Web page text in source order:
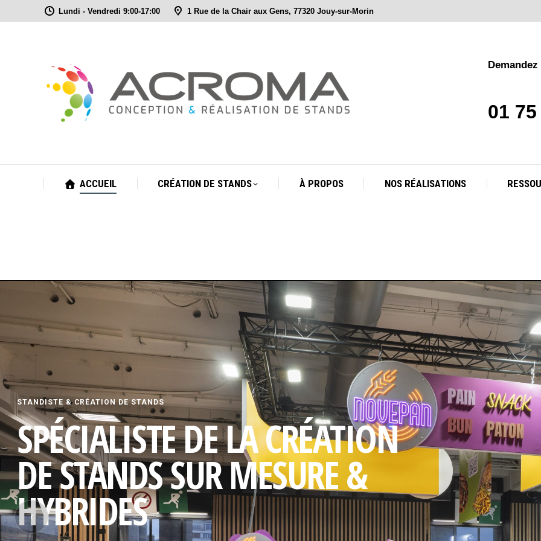
Lundi - Vendredi 9:00-17:00 1 Rue de la Chair aux Gens, 77320 Jouy-sur-Morin
01
ACCUEIL CRÉATION DE STANDS À PROPOS NOS RÉALISATIONS
STANDISTE & CRÉATION DE STANDS
SPÉCIALISTE DE LA CRÉATION
DE STANDS SUR MESURE &
HYBRIDES
‹
ACCUEIL CRÉATION DE STANDS À PROPOS NOS RÉALISATIONS